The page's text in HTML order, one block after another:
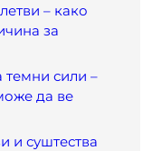
– како
за
темни сили –
да ве
и суштества